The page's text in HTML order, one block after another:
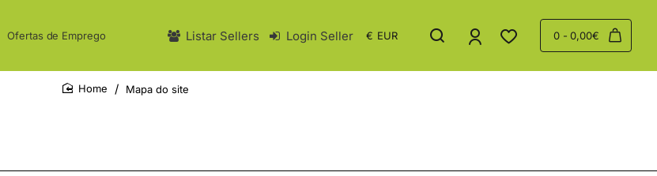
Ofertas de Emprego Listar Sellers Login Seller € EUR 0 - 0,00€
Mapa do site